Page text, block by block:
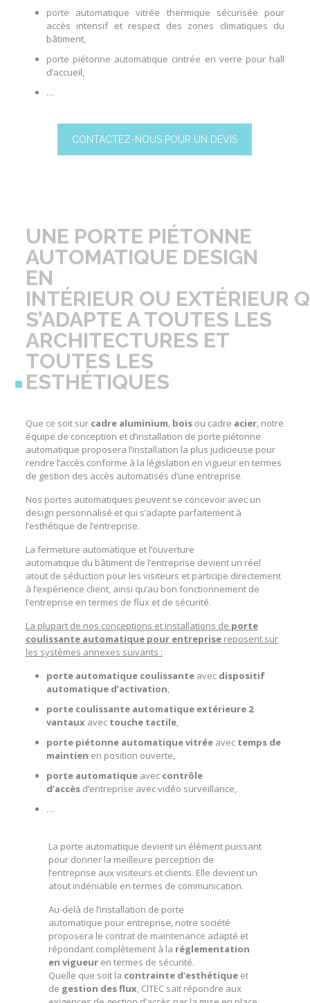
porte automatique vitrée thermique sécurisée pour
accès intensif et respect des zones climatiques du
bâtiment,
porte piétonne automatique cintrée en verre pour hall
d’accueil,
…
CONTACTEZ-NOUS POUR UN DEVIS
UNE PORTE PIÉTONNE
AUTOMATIQUE DESIGN
EN
INTÉRIEUR OU EXTÉRIEUR
S’ADAPTE A TOUTES LES
ARCHITECTURES ET
TOUTES LES
ESTHÉTIQUES
Que ce soit sur cadre aluminium, boisou cadre acier, notre
équipe de conception et d’installation de porte piétonne
automatique proposera l’installation la plus judicieuse pour
rendre l’accès conforme à la législation en vigueur en termes
de gestion des accès automatisés d’une entreprise.
Nos portes automatiques peuvent se concevoir avec un
design personnalisé et qui s’adapte parfaitement à
l’esthétique de l’entreprise.
La fermeture automatique et l’ouverture
automatique du bâtimentde l’entreprise devient un réel
atout de séduction pour les visiteurs et participe directement
à l’expérience client, ainsi qu’au bon fonctionnement de
l’entreprise en termes de flux et de sécurité.
La plupart de nos conceptions et installations de porte
coulissante automatique pour entreprisereposent sur
les systèmes annexes suivants :
porte automatique coulissante avec dispositif
automatique d’activation,
porte coulissante automatique extérieure 2
vantaux avec touche tactile,
porte piétonne automatique vitrée avec temps de
maintien en position ouverte,
porte automatiqueavec contrôle
d’accèsd’entreprise avec vidéo surveillance,
…
La porte automatique devient un élément puissant
pour donner la meilleure perception de
l’entreprise aux visiteurs et clients. Elle devient un
atout indéniable en termes de communication.
Au-delà de l’installation de porte
automatique pour entreprise, notre société
proposera le contrat de maintenance adapté et
répondant complètement à la réglementation
en vigueuren termes de sécurité.
Quelle que soit la contrainte d’esthétiqueet
de gestion des flux, CITEC sait répondre aux